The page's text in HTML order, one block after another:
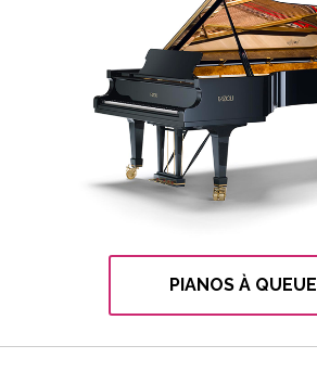
PIANOS À QUEUE